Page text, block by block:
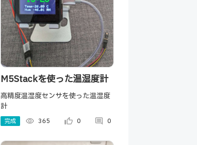
M5Stackを使った温湿度計
高精度温湿度センサを使った温湿度
計
完成 visibility 365 thumb_up_alt 0 comment 0